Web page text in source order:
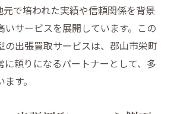
で快適な住環境を作る方法
活用するための出張買取の役割
生活にゆとりを持たせる工夫
た生活を実現するための秘訣
元で培われた実績や信頼関係を背景
いサービスを展開しています。この
の出張買取サービスは、郡山市栄町
に頼りになるパートナーとして、多
す。